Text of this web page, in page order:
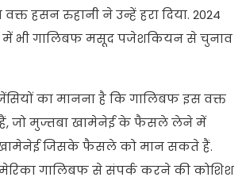
हसन रुहानी ने उन्हें हरा दिया. 2024
में भी गालिबफ मसूद पजेशकियन से चुनाव
का मानना है कि गालिबफ इस वक्त
हैं, जो मुज्तबा खामेनेई के फैसले लेने में
जिसके फैसले को मान सकते हैं.
गालिबफ से संपर्क करने की कोशिश